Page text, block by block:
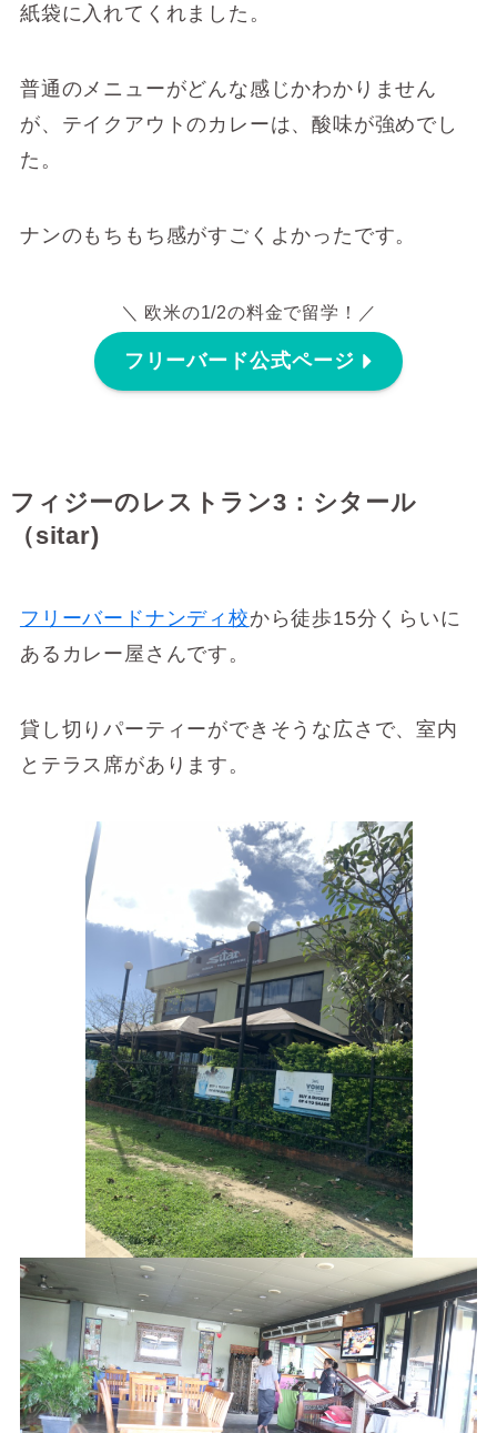
紙袋に入れてくれました。
普通のメニューがどんな感じかわかりません
が、テイクアウトのカレーは、酸味が強めでし
た。
ナンのもちもち感がすごくよかったです。
＼ 欧米の1/2の料金で留学！／
フリーバード公式ページ
フィジーのレストラン3：シタール
（sitar)
フリーバードナンディ校から徒歩15分くらいに
あるカレー屋さんです。
貸し切りパーティーができそうな広さで、室内
とテラス席があります。